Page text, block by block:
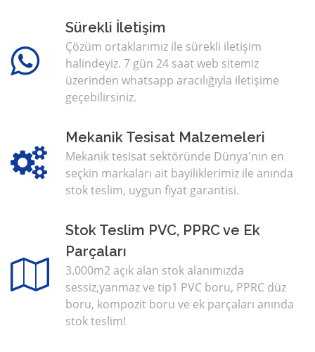
Sürekli İletişim
Çözüm ortaklarımız ile sürekli iletişim
halindeyiz. 7 gün 24 saat web sitemiz
üzerinden whatsapp aracılığıyla iletişime
geçebilirsiniz.
Mekanik Tesisat Malzemeleri
Mekanik tesisat sektöründe Dünya'nın en
seçkin markaları ait bayiliklerimiz ile anında
stok teslim, uygun fiyat garantisi.
Stok Teslim PVC, PPRC ve Ek
Parçaları
3.000m2 açık alan stok alanımızda
sessiz,yanmaz ve tip1 PVC boru, PPRC düz
boru, kompozit boru ve ek parçaları anında
stok teslim!